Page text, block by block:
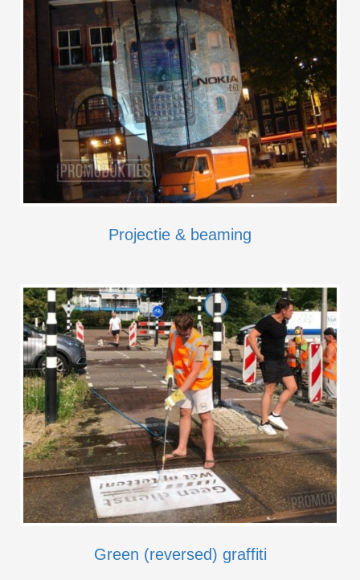
Projectie & beaming
Green (reversed) graffiti